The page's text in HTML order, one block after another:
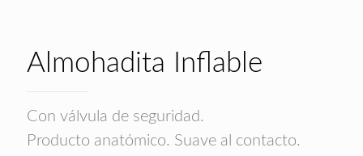
Almohadita Inflable
Con válvula de seguridad.
Producto anatómico. Suave al contacto.